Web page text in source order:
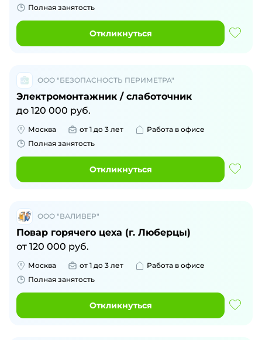
Полная занятость
Откликнуться
ООО "БЕЗОПАСНОСТЬ ПЕРИМЕТРА"
Электромонтажник / слаботочник
до 120 000 руб.
Москва от 1 до 3 лет
Работа в офисе
Полная занятость
Откликнуться
ООО "ВАЛИВЕР"
Повар горячего цеха (г. Люберцы)
от 120 000 руб.
Москва от 1 до 3 лет
Работа в офисе
Полная занятость
Откликнуться